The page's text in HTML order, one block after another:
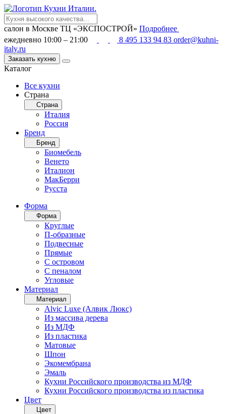
салон в Москве ТЦ «ЭКСПОСТРОЙ» Подробнее
ежедневно 10:00 – 21:00
8 495 133 94 83 order@kuhni-
italy.ru
Заказать кухню
Каталог
Все кухни
Страна
Страна
Италия
Россия
Бренд
Бренд
Биомебель
Венето
Италион
МакБерри
Русста
Форма
Форма
Круглые
П-образные
Подвесные
Прямые
С островом
С пеналом
Угловые
Материал
Материал
Alvic Luxe (Алвик Люкс)
Из массива дерева
Из МДФ
Из пластика
Матовые
Шпон
Экомембрана
Эмаль
Кухни Российского производства из МДФ
Кухни Российского производства из пластика
Цвет
Цвет